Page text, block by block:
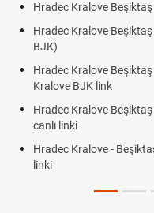
yayın izle
(Hradec Kralove
Sport Plus izle, Hradec
Kralove BJK maçı
canlı S Sport Plus